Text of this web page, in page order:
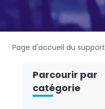
Page d'accueil du support
Parcourir par
catégorie